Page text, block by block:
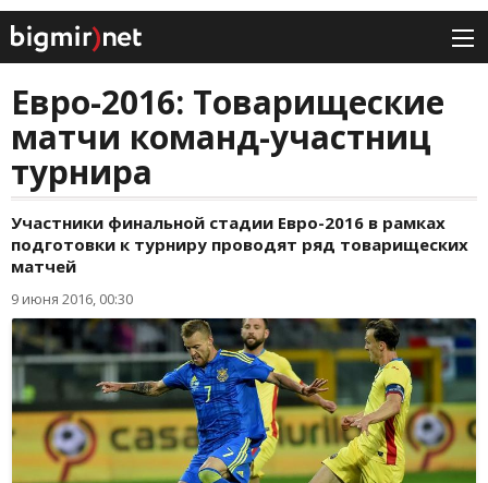
Евро-2016: Товарищеские
матчи команд-участниц
турнира
Участники финальной стадии Евро-2016 в рамках
подготовки к турниру проводят ряд товарищеских
матчей
9 июня 2016, 00:30